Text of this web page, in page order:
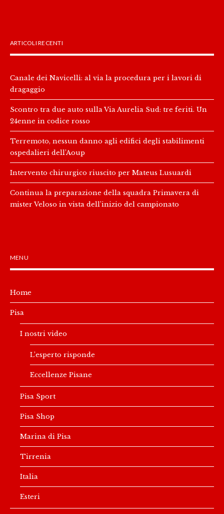
ARTICOLI RECENTI
Canale dei Navicelli: al via la procedura per i lavori di
dragaggio
Scontro tra due auto sulla Via Aurelia Sud: tre feriti. Un
24enne in codice rosso
Terremoto, nessun danno agli edifici degli stabilimenti
ospedalieri dell’Aoup
Intervento chirurgico riuscito per Mateus Lusuardi
Continua la preparazione della squadra Primavera di
mister Veloso in vista dell’inizio del campionato
MENU
Home
Pisa
I nostri video
L’esperto risponde
Eccellenze Pisane
Pisa Sport
Pisa Shop
Marina di Pisa
Tirrenia
Italia
Esteri